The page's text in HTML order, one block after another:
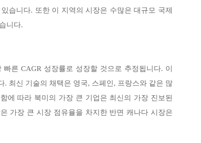
습니다. 또한 이 지역의 시장은 수많은 대규모 국제
니다.
른 CAGR 성장률로 성장할 것으로 추정됩니다. 이
최신 기술의 채택은 영국, 스페인, 프랑스와 같은 많
에 따라 북미의 가장 큰 기업은 최신의 가장 진보된
가장 큰 시장 점유율을 차지한 반면 캐나다 시장은